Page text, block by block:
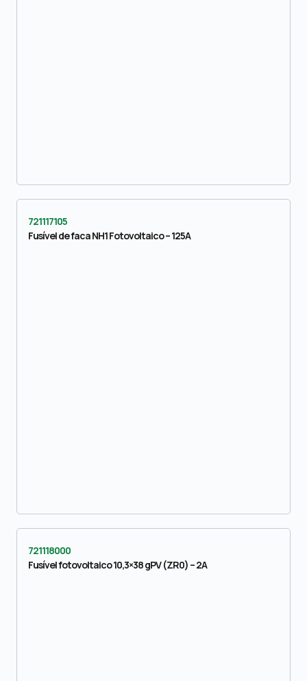
721117105
Fusível de faca NH1 Fotovoltaico – 125A
721118000
Fusível fotovoltaico 10,3×38 gPV (ZR0) – 2A